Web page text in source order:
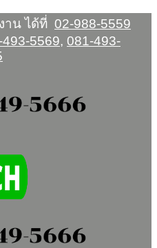
าน ได้ที่ 02-988-5559
5569, 081-493-